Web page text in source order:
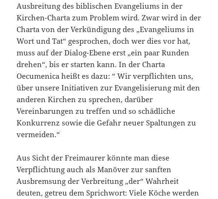
Ausbreitung des biblischen Evangeliums in der
Kirchen-Charta zum Problem wird. Zwar wird in der
Charta von der Verkündigung des „Evangeliums in
Wort und Tat“ gesprochen, doch wer dies vor hat,
muss auf der Dialog-Ebene erst „ein paar Runden
drehen“, bis er starten kann. In der Charta
Oecumenica heißt es dazu: “ Wir verpflichten uns,
über unsere Initiativen zur Evangelisierung mit den
anderen Kirchen zu sprechen, darüber
Vereinbarungen zu treffen und so schädliche
Konkurrenz sowie die Gefahr neuer Spaltungen zu
vermeiden.“
Aus Sicht der Freimaurer könnte man diese
Verpflichtung auch als Manöver zur sanften
Ausbremsung der Verbreitung „der“ Wahrheit
deuten, getreu dem Sprichwort: Viele Köche werden